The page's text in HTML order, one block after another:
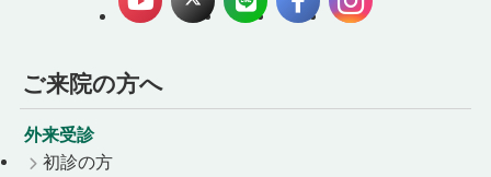
ご来院の方へ
外来受診
初診の方